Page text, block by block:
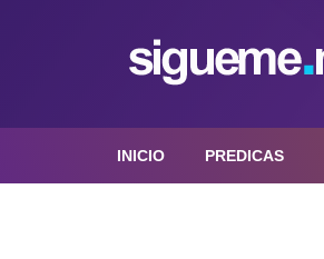
INICIO PREDICAS